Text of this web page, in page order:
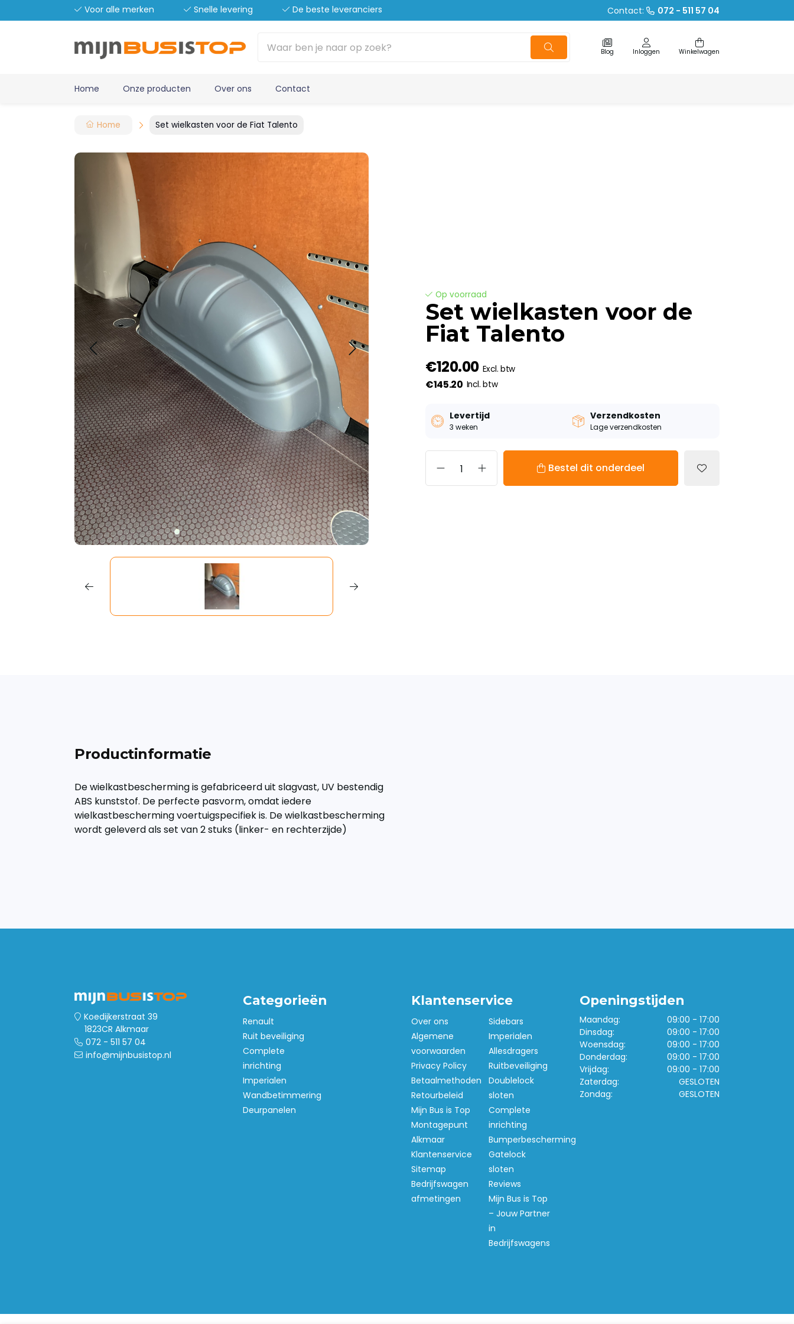
Voor alle merken Snelle levering De beste leveranciers Contact: 072 - 511 57 04
Blog Inloggen Winkelwagen
Home Onze producten Over ons Contact
Home Set wielkasten voor de Fiat Talento
Op voorraad
Set wielkasten voor de
Fiat Talento
€120.00 Excl. btw
€145.20 Incl. btw
Levertijd
3 weken
Verzendkosten
Lage verzendkosten
Bestel dit onderdeel
Productinformatie
De wielkastbescherming is gefabriceerd uit slagvast, UV bestendig
ABS kunststof. De perfecte pasvorm, omdat iedere
wielkastbescherming voertuigspecifiek is. De wielkastbescherming
wordt geleverd als set van 2 stuks (linker- en rechterzijde)
Koedijkerstraat 39
1823CR Alkmaar
072 - 511 57 04
info@mijnbusistop.nl
Categorieën
Renault
Ruit beveiliging
Complete
inrichting
Imperialen
Wandbetimmering
Deurpanelen
Klantenservice
Over ons
Algemene
voorwaarden
Privacy Policy
Betaalmethoden
Retourbeleid
Mijn Bus is Top
Montagepunt
Alkmaar
Klantenservice
Sitemap
Bedrijfswagen
afmetingen
Sidebars
Imperialen
Allesdragers
Ruitbeveiliging
Doublelock
sloten
Complete
inrichting
Bumperbescherming
Gatelock
sloten
Reviews
Mijn Bus is Top
– Jouw Partner
in
Bedrijfswagens
Openingstijden
Maandag:
09:00 - 17:00
Dinsdag:
09:00 - 17:00
Woensdag:
09:00 - 17:00
Donderdag:
09:00 - 17:00
Vrijdag:
09:00 - 17:00
Zaterdag:
GESLOTEN
Zondag:
GESLOTEN